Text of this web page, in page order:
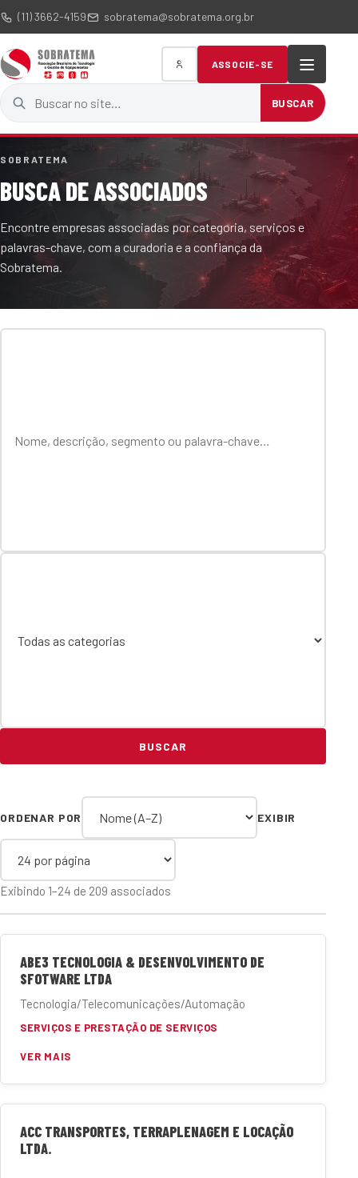
(11) 3662-4159 sobratema@sobratema.org.br
Buscar no site
BUSCAR
ASSOCIE-SE
SOBRATEMA
BUSCA DE ASSOCIADOS
Encontre empresas associadas por categoria, serviços e
palavras-chave, com a curadoria e a confiança da
Sobratema.
BUSCAR
ORDENAR POR EXIBIR
Exibindo 1–24 de 209 associados
ABE3 TECNOLOGIA & DESENVOLVIMENTO DE
SFOTWARE LTDA
Tecnologia/Telecomunicações/Automação
SERVIÇOS E PRESTAÇÃO DE SERVIÇOS
VER MAIS
ACC TRANSPORTES, TERRAPLENAGEM E LOCAÇÃO
LTDA.